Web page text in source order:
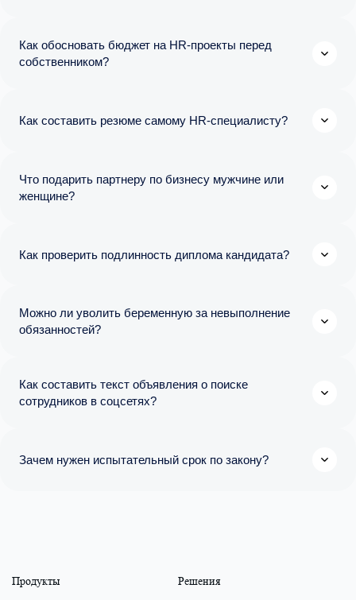
Как обосновать бюджет на HR-проекты перед
собственником?
Как составить резюме самому HR-специалисту?
Что подарить партнеру по бизнесу мужчине или
женщине?
Как проверить подлинность диплома кандидата?
Можно ли уволить беременную за невыполнение
обязанностей?
Как составить текст объявления о поиске
сотрудников в соцсетях?
Зачем нужен испытательный срок по закону?
Продукты Решения